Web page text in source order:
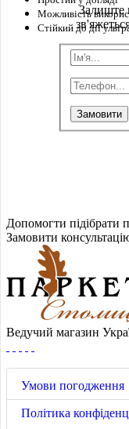
Можливість
Стійкий до дії
Залиште
Замовити
Допомогти підібрати
Замовити
Ведучий магазин
Умови погодження
Політика